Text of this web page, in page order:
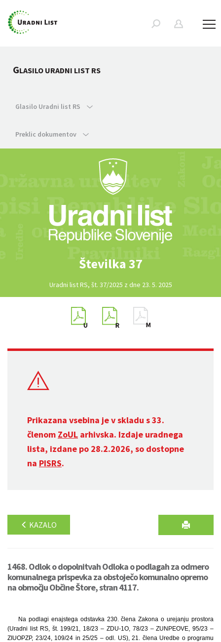
GLASILO URADNI LIST RS
Glasilo Uradni list RS
Preklic dokumentov
Številka 37
Uradni list RS, št. 37/2025 z dne 23. 5. 2025
Prikazana vsebina je v skladu s 33.
členom ZoUL arhivska. Izdaje uradnega
lista, izdane po 28.2.2026, so dostopne
na PISRS.
KAZALO
1468. Odlok o dopolnitvah Odloka o podlagah za odmero
komunalnega prispevka za obstoječo komunalno opremo
na območju Občine Štore, stran 4117.
Na podlagi enajstega odstavka 230. člena Zakona o urejanju prostora
(Uradni list RS, št. 199/21, 18/23 – ZDU-1O, 78/23 – ZUNPEOVE, 95/23 –
ZIUOPZP, 23/24, 109/24 in 25/25 – odl. US), 21. člena Uredbe o programu